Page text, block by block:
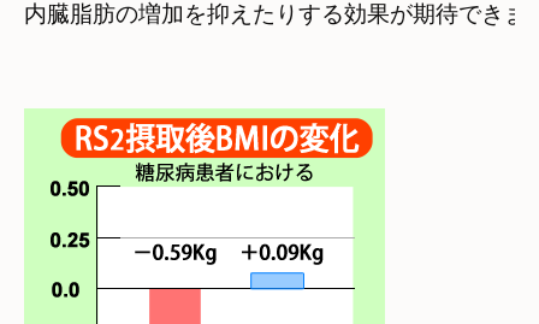
内臓脂肪の増加を抑えたりする効果が期待できま